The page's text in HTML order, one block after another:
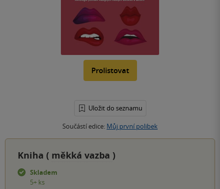
Prolistovat
Uložit do seznamu
Součástí edice: Můj první polibek
Kniha ( měkká vazba )
Skladem
5+ ks